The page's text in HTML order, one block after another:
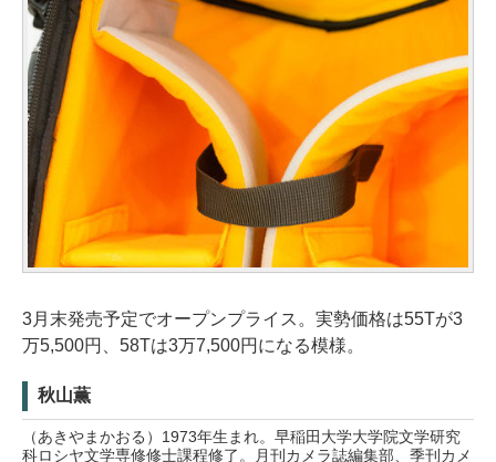
3月末発売予定でオープンプライス。実勢価格は55Tが3
万5,500円、58Tは3万7,500円になる模様。
秋山薫
（あきやまかおる）1973年生まれ。早稲田大学大学院文学研究
科ロシヤ文学専修修士課程修了。月刊カメラ誌編集部、季刊カメ